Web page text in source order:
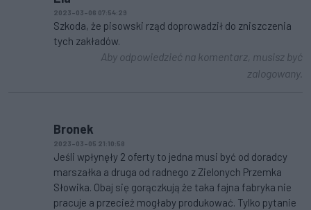
2023-03-06 07:54:29
Szkoda, że pisowski rząd doprowadził do zniszczenia
tych zakładów.
Aby odpowiedzieć na komentarz, musisz być
zalogowany.
Bronek
2023-03-05 21:10:58
Jeśli wpłynęły 2 oferty to jedna musi być od doradcy
marszałka a druga od radnego z Zielonych Przemka
Słowika. Obaj się gorączkują że taka fajna fabryka nie
pracuje a przecież mogłaby produkować. Tylko pytanie